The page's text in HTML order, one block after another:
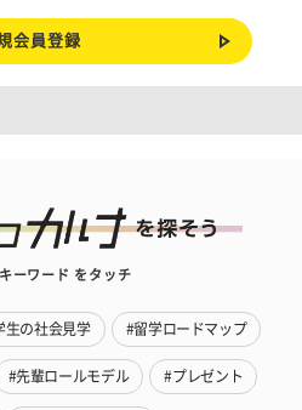
会員登録
ーワード をタッチ
生の社会見学 #留学ロードマップ
#先輩ロールモデル #プレゼント